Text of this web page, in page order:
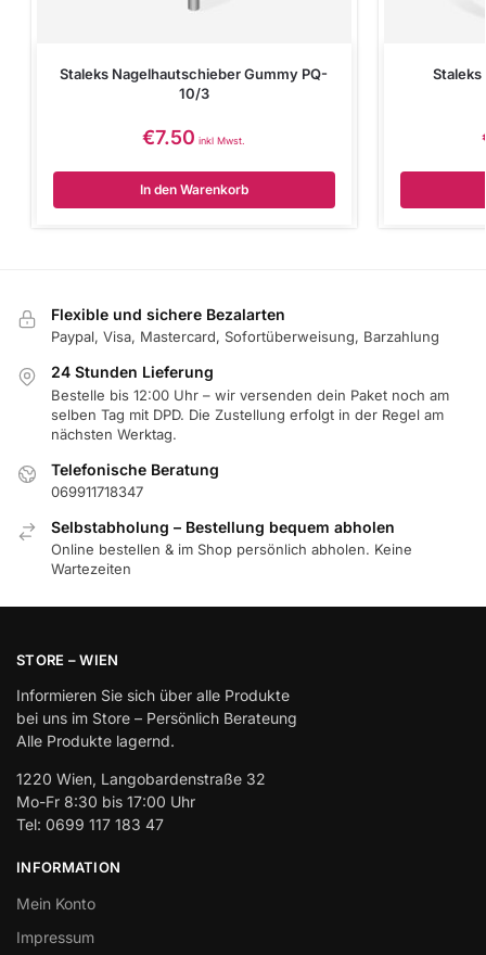
Staleks Nagelhautschieber Gummy PQ-
10/3
€7.50 inkl Mwst.
In den Warenkorb
Staleks
Flexible und sichere Bezalarten
Paypal, Visa, Mastercard, Sofortüberweisung, Barzahlung
24 Stunden Lieferung
Bestelle bis 12:00 Uhr – wir versenden dein Paket noch am
selben Tag mit DPD. Die Zustellung erfolgt in der Regel am
nächsten Werktag.
Telefonische Beratung
069911718347
Selbstabholung – Bestellung bequem abholen
Online bestellen & im Shop persönlich abholen. Keine
Wartezeiten
STORE – WIEN
Informieren Sie sich über alle Produkte
bei uns im Store – Persönlich Berateung
Alle Produkte lagernd.
1220 Wien, Langobardenstraße 32
Mo-Fr 8:30 bis 17:00 Uhr
Tel: 0699 117 183 47
INFORMATION
Mein Konto
Impressum